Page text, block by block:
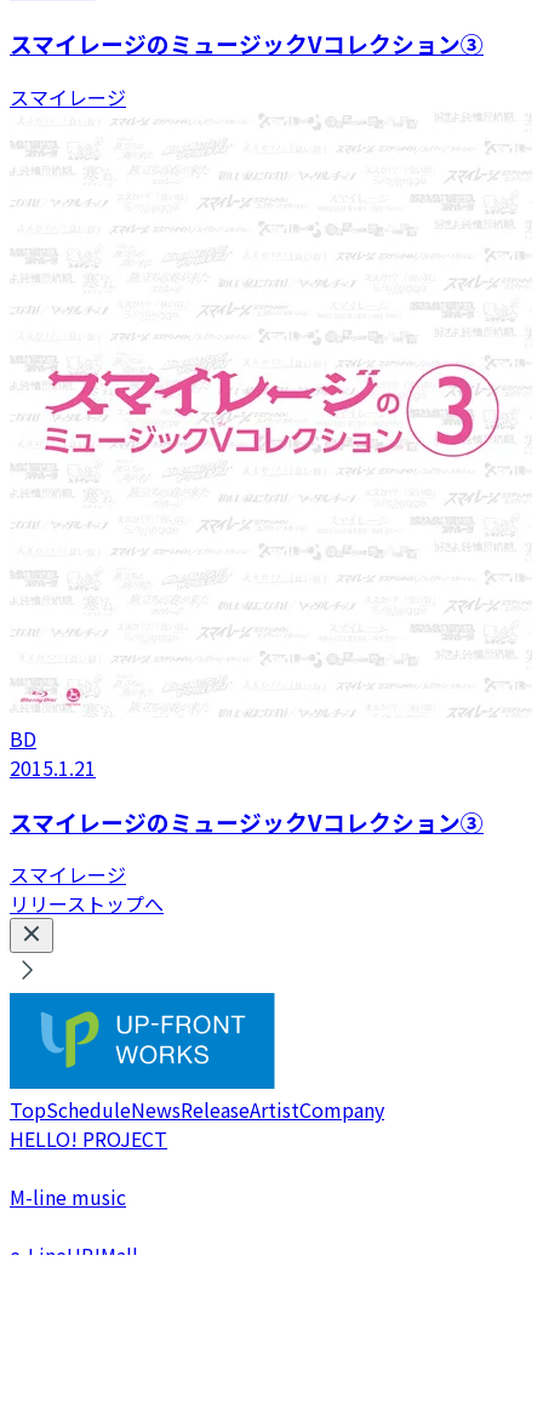
スマイレージのミュージックVコレクション③
スマイレージ
BD
2015.1.21
スマイレージのミュージックVコレクション③
スマイレージ
リリーストップへ
TopScheduleNewsReleaseArtistCompany
HELLO! PROJECT
M-line music
e-LineUP!Mall